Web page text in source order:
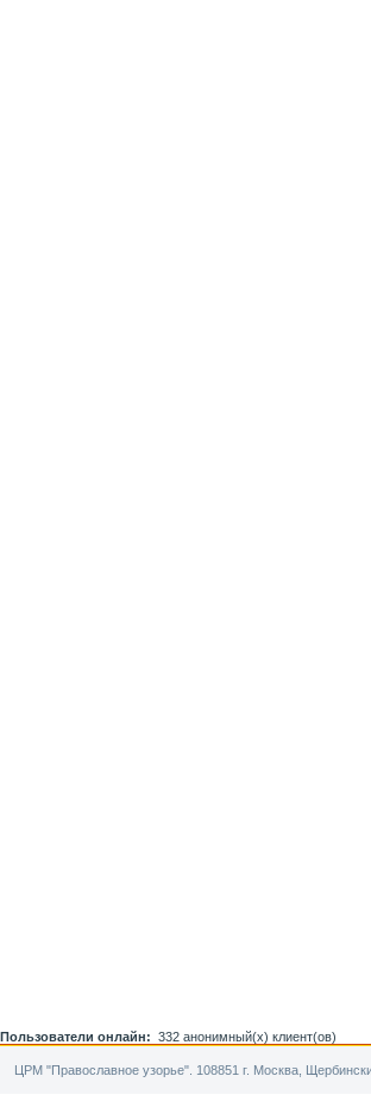
Пользователи онлайн: 332 анонимный(х) клиент(ов)
ЦРМ "Православное узорье". 108851 г. Москва,